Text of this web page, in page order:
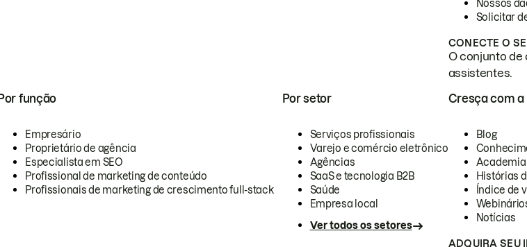
Nossos
Solicitar
CONECTE O
O conjunto de
assistentes.
Por função
Empresário
Proprietário de agência
Especialista em SEO
Profissional de marketing de conteúdo
Profissionais de marketing de crescimento full-stack
Por setor
Serviços profissionais
Varejo e comércio eletrônico
Agências
SaaS e tecnologia B2B
Saúde
Empresa local
Ver todos os setores
Cresça com a
Blog
Academia
Histórias
Índice de
Notícias
ADQUIRA SEU